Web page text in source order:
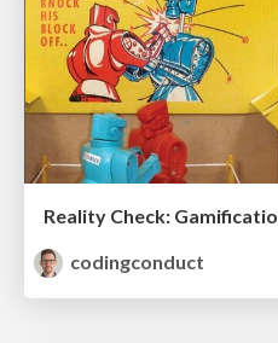
Reality Check:
codingconduct